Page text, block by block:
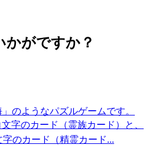
かがですか？
のようなパズルゲームです。
字のカード（霊族カード）と、
のカード（精霊カード...